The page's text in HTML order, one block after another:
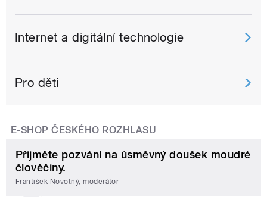
Internet a digitální technologie
Pro děti
E-SHOP ČESKÉHO ROZHLASU
Přijměte pozvání na úsměvný doušek moudré
člověčiny.
František Novotný, moderátor